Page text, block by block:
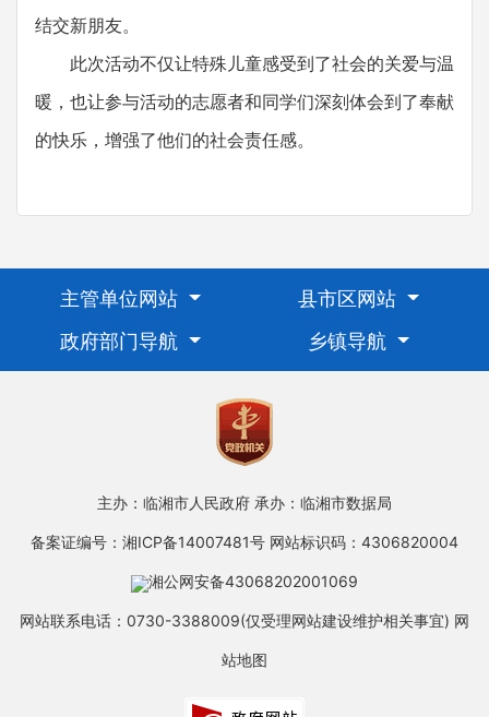
结交新朋友。
此次活动不仅让特殊儿童感受到了社会的关爱与温
暖，也让参与活动的志愿者和同学们深刻体会到了奉献
的快乐，增强了他们的社会责任感。
主管单位网站
县市区网站
政府部门导航
乡镇导航
主办：临湘市人民政府 承办：临湘市数据局
备案证编号：湘ICP备14007481号 网站标识码：4306820004
湘公网安备43068202001069
网站联系电话：0730-3388009(仅受理网站建设维护相关事宜) 网
站地图